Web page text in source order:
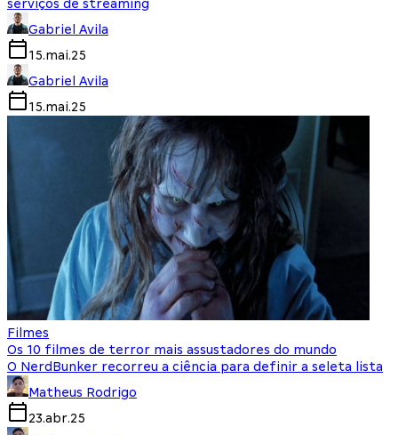
serviços de streaming
Gabriel Avila
15.mai.25
Gabriel Avila
15.mai.25
Filmes
Os 10 filmes de terror mais assustadores do mundo
O NerdBunker recorreu a ciência para definir a seleta lista
Matheus Rodrigo
23.abr.25